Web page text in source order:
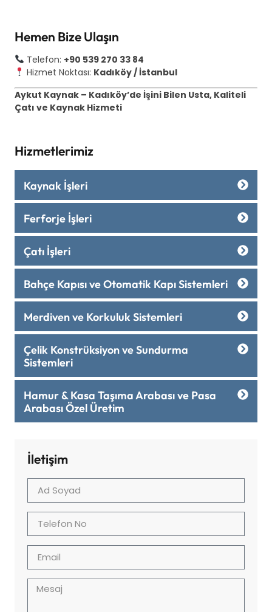
Hizmetlerimiz
Kaynak İşleri
Ferforje İşleri
Çatı İşleri
Bahçe Kapısı ve Otomatik Kapı Sistemleri
Merdiven ve Korkuluk Sistemleri
Çelik Konstrüksiyon ve Sundurma
Sistemleri
Hamur & Kasa Taşıma Arabası ve Pasa
Arabası Özel Üretim
İletişim
Hemen Bize Ulaşın
Telefon: +90 539 270 33 84
Hizmet Noktası: Kadıköy / İstanbul
Aykut Kaynak – Kadıköy’de İşini Bilen Usta, Kaliteli
Çatı ve Kaynak Hizmeti